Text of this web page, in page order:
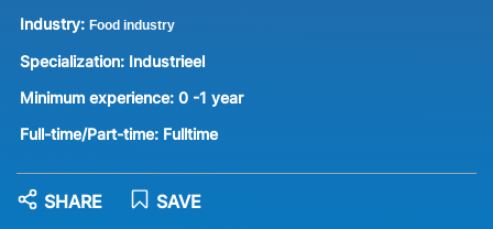
Industry: Food industry
Specialization: Industrieel
Minimum experience: 0 -1 year
Full-time/Part-time: Fulltime
SAVE
SHARE